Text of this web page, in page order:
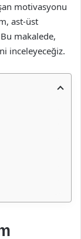
motivasyonu
ast-üst
makalede,
inceleyeceğiz.